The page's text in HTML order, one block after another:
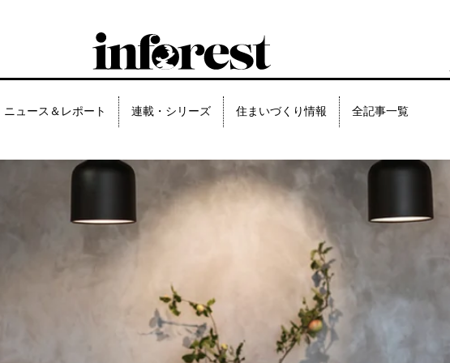
ニュース＆レポート 連載・シリーズ 住まいづくり情報 全記事一覧